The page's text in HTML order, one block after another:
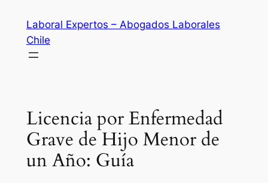
contenido
Laboral Expertos – Abogados Laborales
Chile
Licencia por Enfermedad
Grave de Hijo Menor de
un Año: Guía